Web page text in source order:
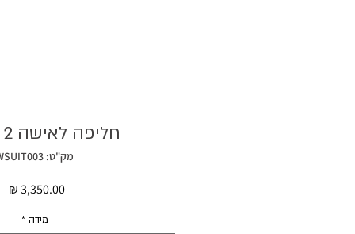
חליפה לאישה 2 חלקים
מק"ט: WSUIT003
‏3,350.00 ‏₪
מידה *